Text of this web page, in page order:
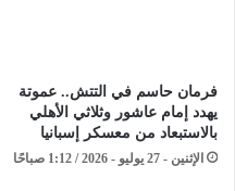
فرمان حاسم في التتش.. عموتة
يهدد إمام عاشور وثلاثي الأهلي
بالاستبعاد من معسكر إسبانيا
الإثنين - 27 يوليو - 2026 / 1:12 صباحًا